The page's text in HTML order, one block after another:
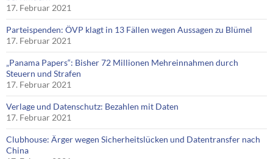
17. Februar 2021
Parteispenden: ÖVP klagt in 13 Fällen wegen Aussagen zu Blümel
17. Februar 2021
„Panama Papers“: Bisher 72 Millionen Mehreinnahmen durch
Steuern und Strafen
17. Februar 2021
Verlage und Datenschutz: Bezahlen mit Daten
17. Februar 2021
Clubhouse: Ärger wegen Sicherheitslücken und Datentransfer nach
China